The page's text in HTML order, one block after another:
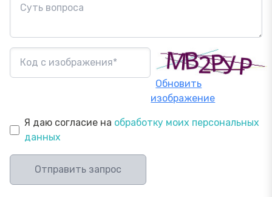
Обновить
изображение
Я даю согласие на обработку моих персональных
данных
Отправить запрос